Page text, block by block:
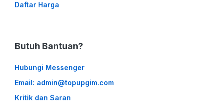
Daftar Harga
Butuh Bantuan?
Hubungi Messenger
Email: admin@topupgim.com
Kritik dan Saran